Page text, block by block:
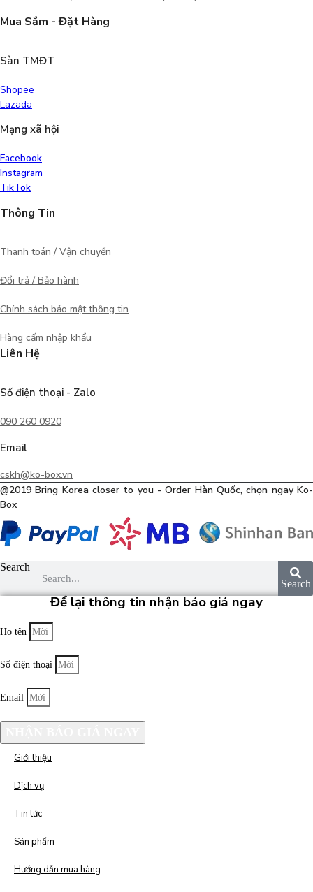
Mua Sắm - Đặt Hàng
Sàn TMĐT
Shopee
Lazada
Mạng xã hội
Facebook
Instagram
TikTok
Thông Tin
Thanh toán / Vận chuyển
Đổi trả / Bảo hành
Chính sách bảo mật thông tin
Hàng cấm nhập khẩu
Liên Hệ
Số điện thoại - Zalo
090 260 0920
Email
cskh@ko-box.vn
@2019 Bring Korea closer to you - Order Hàn Quốc, chọn ngay Ko-
Box
Search
Search
Để lại thông tin nhận báo giá ngay
Họ tên
Số điện thoại
Email
Giới thiệu
Dịch vụ
Tin tức
Sản phẩm
Hướng dẫn mua hàng